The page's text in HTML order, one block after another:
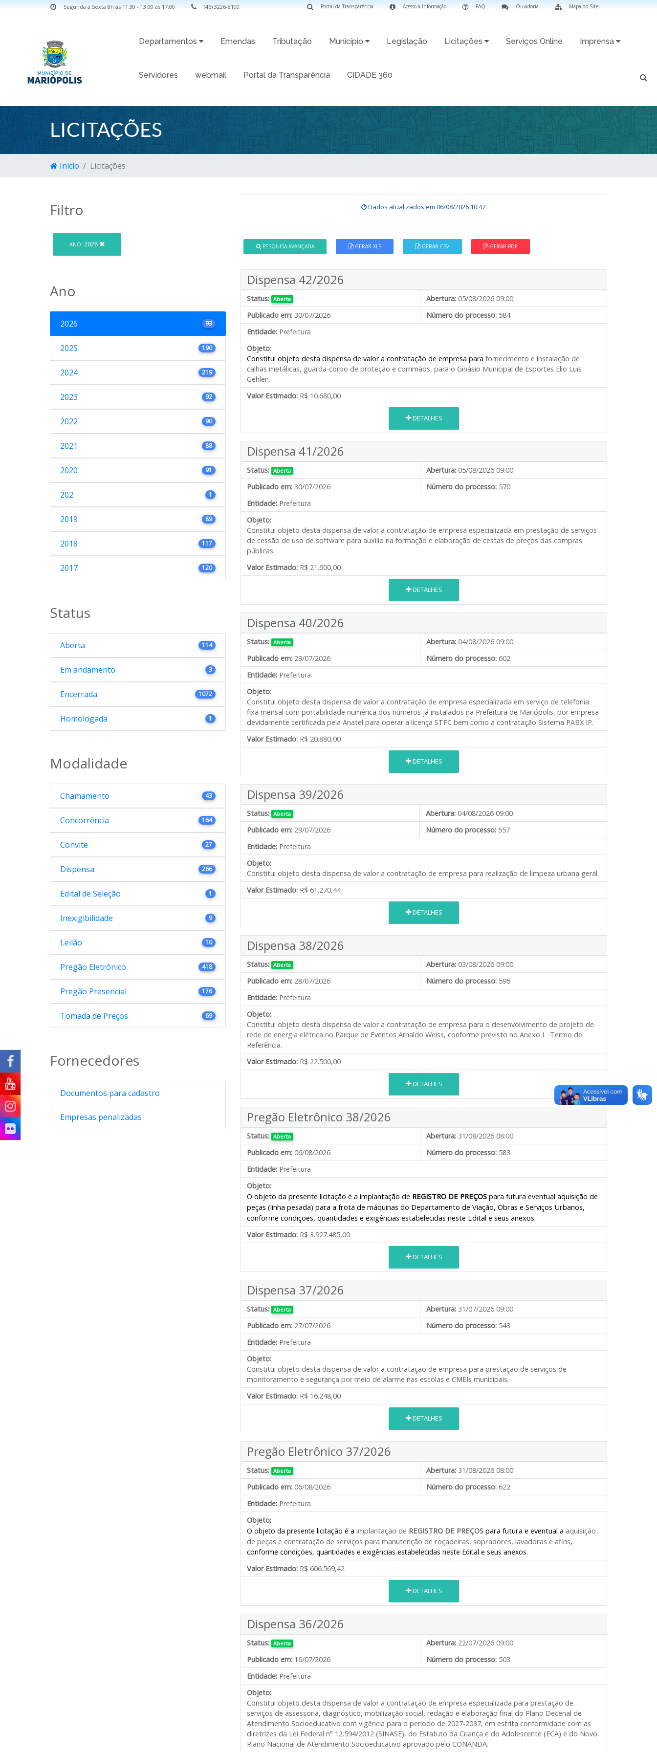
Segunda à Sexta 8h às 11:30 - 13:00 às 17:00 (46) 3226-8100 Mapa do Site
Ouvidoria
FAQ
Acesso à Informação
Portal da Transparência
Departamentos Emendas Tributação Município Legislação Licitações Serviços Online Imprensa
Servidores webmail Portal da Transparência CIDADE 360
LICITAÇÕES
Início Licitações
Filtro
ANO: 2026
Ano
2026 93
2025 190
2024 219
2023 92
2022 90
2021 88
2020 91
202 1
2019 89
2018 117
2017 120
Status
Aberta 114
Em andamento 3
Encerrada 1072
Homologada 1
Modalidade
Chamamento 43
Concorrência 164
Convite 27
Dispensa 266
Edital de Seleção 1
Inexigibilidade 9
Leilão 10
Pregão Eletrônico 418
Pregão Presencial 176
Tomada de Preços 69
Fornecedores
Documentos para cadastro
Empresas penalizadas
Dados atualizados em 06/08/2026 10:47.
PESQUISA AVANÇADA GERAR XLS GERAR CSV GERAR PDF
Dispensa 42/2026
Status: Aberta Abertura: 05/08/2026 09:00
Publicado em: 30/07/2026 Número do processo: 584
Entidade: Prefeitura
Objeto:
Constitui objeto desta dispensa de valor a contratação de empresa para fornecimento e instalação de
calhas metálicas, guarda-corpo de proteção e corrimãos, para o Ginásio Municipal de Esportes Elio Luis
Gehlen.
Valor Estimado: R$ 10.680,00
DETALHES
Dispensa 41/2026
Status: Aberta Abertura: 05/08/2026 09:00
Publicado em: 30/07/2026 Número do processo: 570
Entidade: Prefeitura
Objeto:
Constitui objeto desta dispensa de valor a contratação de empresa especializada em prestação de serviços
de cessão de uso de software para auxílio na formação e elaboração de cestas de preços das compras
públicas.
Valor Estimado: R$ 21.600,00
DETALHES
Dispensa 40/2026
Status: Aberta Abertura: 04/08/2026 09:00
Publicado em: 29/07/2026 Número do processo: 602
Entidade: Prefeitura
Objeto:
Constitui objeto desta dispensa de valor a contratação de empresa especializada em serviço de telefonia
fixa mensal com portabilidade numérica dos números já instalados na Prefeitura de Mariópolis, por empresa
devidamente certificada pela Anatel para operar a licença STFC bem como a contratação Sistema PABX IP.
Valor Estimado: R$ 20.880,00
DETALHES
Dispensa 39/2026
Status: Aberta Abertura: 04/08/2026 09:00
Publicado em: 29/07/2026 Número do processo: 557
Entidade: Prefeitura
Objeto:
Constitui objeto desta dispensa de valor a contratação de empresa para realização de limpeza urbana geral.
Valor Estimado: R$ 61.270,44
DETALHES
Dispensa 38/2026
Status: Aberta Abertura: 03/08/2026 09:00
Publicado em: 28/07/2026 Número do processo: 595
Entidade: Prefeitura
Objeto:
Constitui objeto desta dispensa de valor a contratação de empresa para o desenvolvimento de projeto de
rede de energia elétrica no Parque de Eventos Arnaldo Weiss, conforme previsto no Anexo I Termo de
Referência.
Valor Estimado: R$ 22.500,00
DETALHES
Pregão Eletrônico 38/2026
Status: Aberta Abertura: 31/08/2026 08:00
Publicado em: 06/08/2026 Número do processo: 583
Entidade: Prefeitura
Objeto:
O objeto da presente licitação é a implantação de REGISTRO DE PREÇOS para futura eventual aquisição de
peças (linha pesada) para a frota de máquinas do Departamento de Viação, Obras e Serviços Urbanos,
conforme condições, quantidades e exigências estabelecidas neste Edital e seus anexos.
Valor Estimado: R$ 3.927.485,00
DETALHES
Dispensa 37/2026
Status: Aberta Abertura: 31/07/2026 09:00
Publicado em: 27/07/2026 Número do processo: 543
Entidade: Prefeitura
Objeto:
Constitui objeto desta dispensa de valor a contratação de empresa para prestação de serviços de
monitoramento e segurança por meio de alarme nas escolas e CMEIs municipais.
Valor Estimado: R$ 16.248,00
DETALHES
Pregão Eletrônico 37/2026
Status: Aberta Abertura: 31/08/2026 08:00
Publicado em: 06/08/2026 Número do processo: 622
Entidade: Prefeitura
Objeto:
O objeto da presente licitação é a implantação de REGISTRO DE PREÇOS para futura e eventual a aquisição
de peças e contratação de serviços para manutenção de roçadeiras, sopradores, lavadoras e afins,
conforme condições, quantidades e exigências estabelecidas neste Edital e seus anexos.
Valor Estimado: R$ 606.569,42
DETALHES
Dispensa 36/2026
Status: Aberta Abertura: 22/07/2026 09:00
Publicado em: 16/07/2026 Número do processo: 503
Entidade: Prefeitura
Objeto:
Constitui objeto desta dispensa de valor a contratação de empresa especializada para prestação de
serviços de assessoria, diagnóstico, mobilização social, redação e elaboração final do Plano Decenal de
Atendimento Socioeducativo com vigência para o período de 2027-2037, em estrita conformidade com as
diretrizes da Lei Federal n° 12.594/2012 (SINASE), do Estatuto da Criança e do Adolescente (ECA) e do Novo
Plano Nacional de Atendimento Socioeducativo aprovado pelo CONANDA.